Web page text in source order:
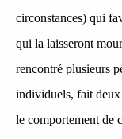
circonstances) qui
qui la laisseront
rencontré plusieurs
individuels, fait deux
le comportement de